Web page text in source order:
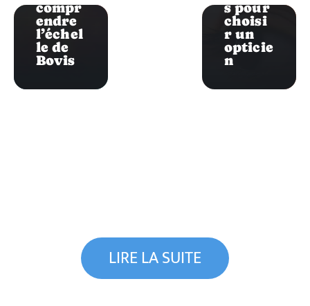
compr
endre
l’échel
le de
Bovis
s pour
choisi
r un
opticie
n
LIRE LA SUITE